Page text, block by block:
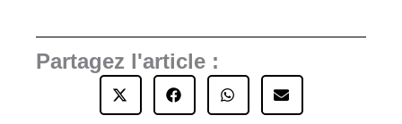
Partagez l'article :